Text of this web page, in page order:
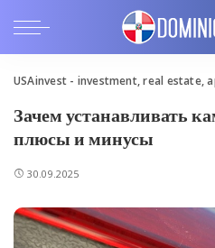
USAinvest - investment, real estate,
Зачем устанавливать
плюсы и минусы
30.09.2025